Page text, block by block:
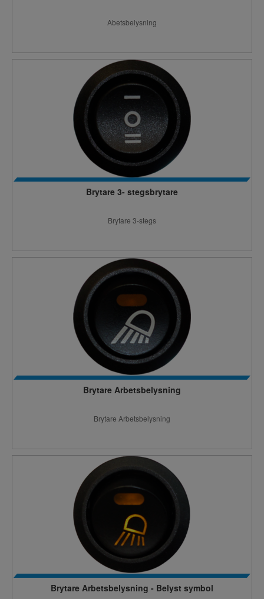
Abetsbelysning
Brytare 3- stegsbrytare
Brytare 3-stegs
Brytare Arbetsbelysning
Brytare Arbetsbelysning
Brytare Arbetsbelysning - Belyst symbol